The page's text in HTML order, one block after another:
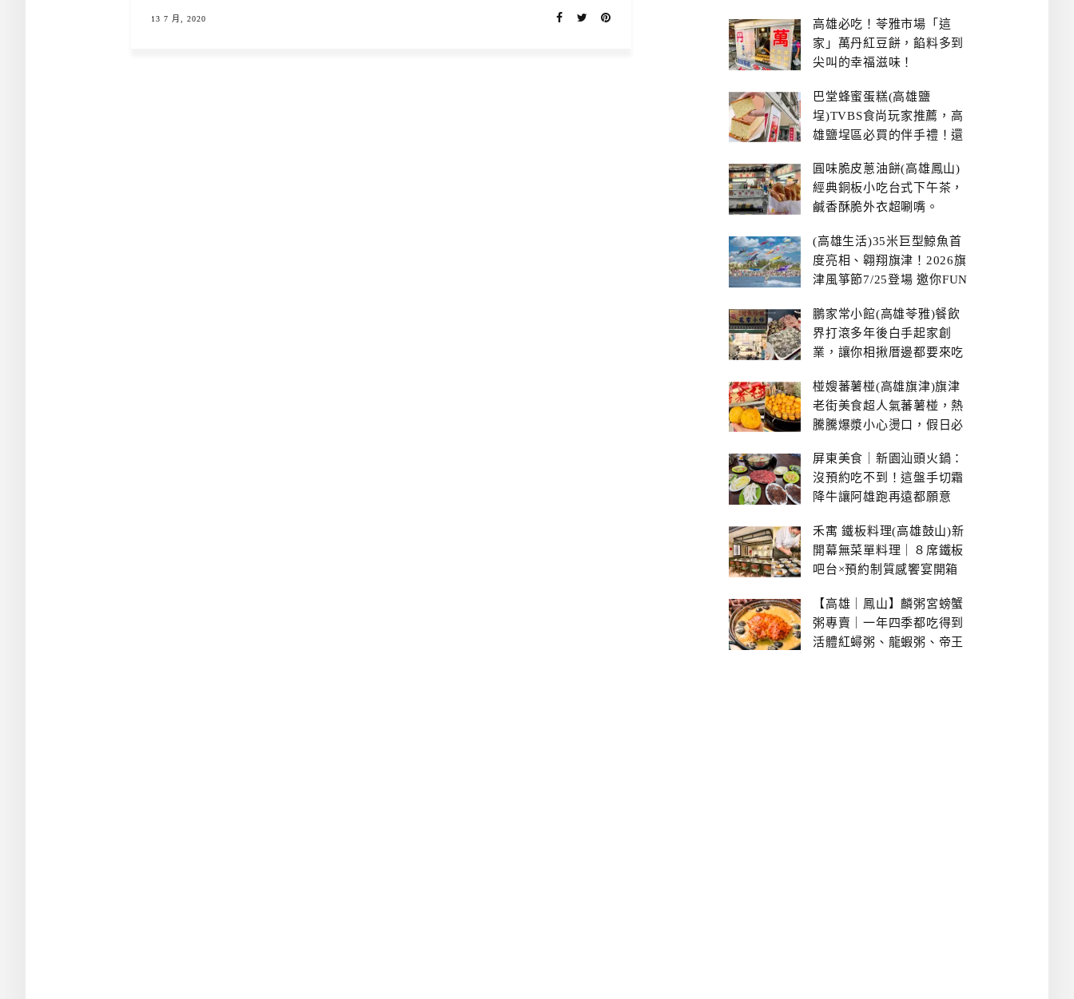
13 7 月, 2020
高雄必吃！苓雅市場「這
家」萬丹紅豆餅，餡料多到
尖叫的幸福滋味！
巴堂蜂蜜蛋糕(高雄鹽
埕)TVBS食尚玩家推薦，高
雄鹽埕區必買的伴手禮！還
圓味脆皮蔥油餅(高雄鳳山)
經典銅板小吃台式下午茶，
鹹香酥脆外衣超唰嘴。
(高雄生活)35米巨型鯨魚首
度亮相、翱翔旗津！2026旗
津風箏節7/25登場 邀你FUN
鵬家常小館(高雄苓雅)餐飲
界打滾多年後白手起家創
業，讓你相揪厝邊都要來吃
椪嫂蕃薯椪(高雄旗津)旗津
老街美食超人氣蕃薯椪，熱
騰騰爆漿小心燙口，假日必
屏東美食｜新園汕頭火鍋：
沒預約吃不到！這盤手切霜
降牛讓阿雄跑再遠都願意
禾寓 鐵板料理(高雄鼓山)新
開幕無菜單料理｜８席鐵板
吧台×預約制質感饗宴開箱
【高雄｜鳳山】麟粥宮螃蟹
粥專賣｜一年四季都吃得到
活體紅蟳粥、龍蝦粥、帝王